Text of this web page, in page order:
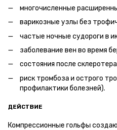
многочисленные
варикозные узлы без
частые ночные судороги в
заболевание вен во время
состояния после
риск тромбоза и острого
профилактики болезней).
ДЕЙСТВИЕ
Компрессионные гольфы